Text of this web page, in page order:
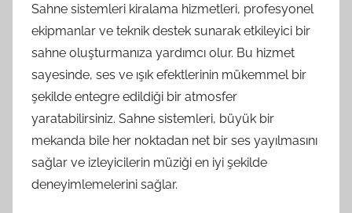
Sahne sistemleri kiralama hizmetleri, profesyonel
ekipmanlar ve teknik destek sunarak etkileyici bir
sahne oluşturmanıza yardımcı olur. Bu hizmet
sayesinde, ses ve ışık efektlerinin mükemmel bir
şekilde entegre edildiği bir atmosfer
yaratabilirsiniz. Sahne sistemleri, büyük bir
mekanda bile her noktadan net bir ses yayılmasını
sağlar ve izleyicilerin müziği en iyi şekilde
deneyimlemelerini sağlar.